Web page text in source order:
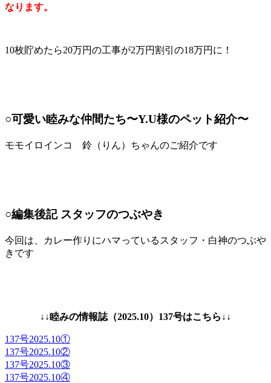
なります。
10枚貯めたら20万円の工事が2万円割引の18万円に！
○可愛い睦みな仲間たち〜Y.U様のペット紹介〜
モモイロインコ 鈴（りん）ちゃんのご紹介です
○編集後記 スタッフのつぶやき
今回は、カレー作りにハマっているスタッフ・白神のつぶや
きです
↓↓睦みの情報誌（2025.10）137号はこちら↓↓
137号2025.10①
137号2025.10②
137号2025.10③
137号2025.10④